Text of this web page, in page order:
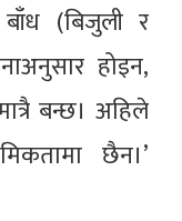
बाँध (बिजुली र
होइन,
बन्छ। अहिले
छैन।’